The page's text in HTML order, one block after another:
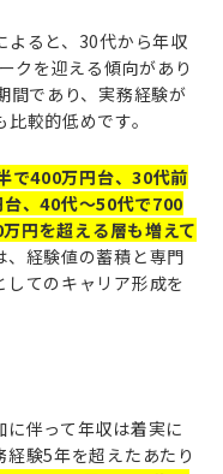
よると、30代から年収
クを迎える傾向があり
間であり、実務経験が
較的低めです。
で400万円台、30代前
、40代〜50代で700
円を超える層も増えて
、経験値の蓄積と専門
てのキャリア形成を
伴って年収は着実に
験5年を超えたあたり